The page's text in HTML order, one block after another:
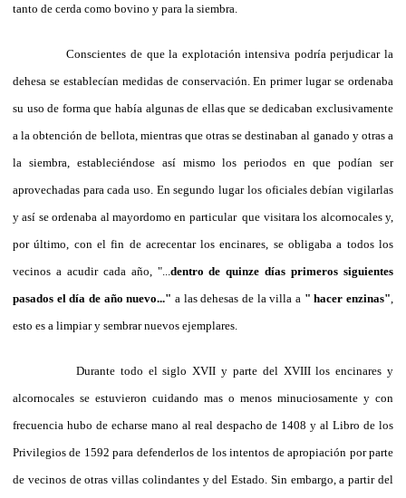
tanto de cerda como bovino y para la siembra.
Conscientes de que la explotación intensiva podría perjudicar la
dehesa se establecían medidas de conservación. En primer lugar se ordenaba
su uso de forma que había algunas de ellas que se dedicaban exclusivamente
a la obtención de bellota, mientras que otras se destinaban al ganado y otras a
la siembra, estableciéndose así mismo los periodos en que podían ser
aprovechadas para cada uso. En segundo lugar los oficiales debían vigilarlas
y así se ordenaba al mayordomo en particular que visitara los alcornocales y,
por último, con el fin de acrecentar los encinares, se obligaba a todos los
vecinos a acudir cada año, "... dentro de quinze días primeros siguientes
pasados el día de año nuevo..." a las dehesas de la villa a " hacer enzinas"
esto es a limpiar y sembrar nuevos ejemplares.
Durante todo el siglo XVII y parte del XVIII los encinares y
alcornocales se estuvieron cuidando mas o menos minuciosamente y con
frecuencia hubo de echarse mano al real despacho de 1408 y al Libro de los
Privilegios de 1592 para defenderlos de los intentos de apropiación por parte
de vecinos de otras villas colindantes y del Estado. Sin embargo, a partir del